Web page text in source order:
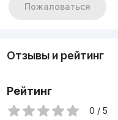
Пожаловаться
Отзывы и рейтинг
Рейтинг
0 / 5